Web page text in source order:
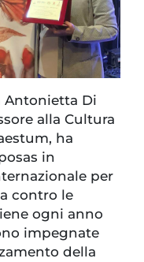
Antonietta Di
alla Cultura
ha
in
per
contro le
ogni anno
impegnate
della